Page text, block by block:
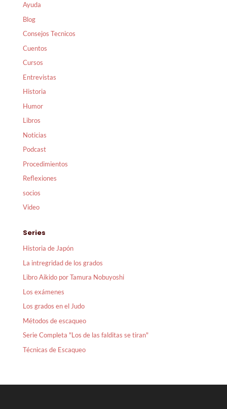
Ayuda
Blog
Consejos Tecnicos
Cuentos
Cursos
Entrevistas
Historia
Humor
Libros
Noticias
Podcast
Procedimientos
Reflexiones
socios
Video
Series
Historia de Japón
La intregridad de los grados
Libro Aikido por Tamura Nobuyoshi
Los exámenes
Los grados en el Judo
Métodos de escaqueo
Serie Completa "Los de las falditas se tiran"
Técnicas de Escaqueo